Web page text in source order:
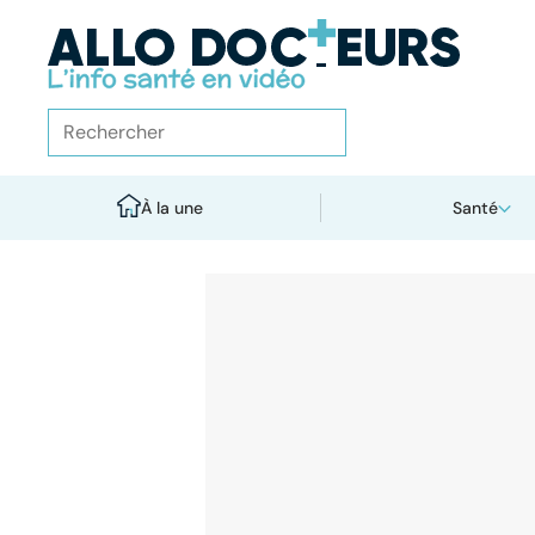
À la une Santé